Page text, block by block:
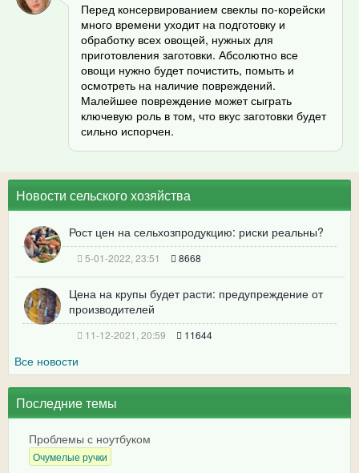
Перед консервированием свеклы по-корейски
много времени уходит на подготовку и
обработку всех овощей, нужных для
приготовления заготовки. Абсолютно все
овощи нужно будет почистить, помыть и
осмотреть на наличие повреждений.
Малейшее повреждение может сыграть
ключевую роль в том, что вкус заготовки будет
сильно испорчен.
Новости сельского хозяйства
Рост цен на сельхозпродукцию: риски реальны?
5-01-2022, 23:51 8668
Цена на крупы будет расти: предупреждение от
производителей
11-12-2021, 20:59 11644
Все новости
Последние темы
Проблемы с ноутбуком
Очумелые ручки